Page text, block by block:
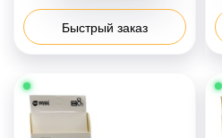
Быстрый заказ